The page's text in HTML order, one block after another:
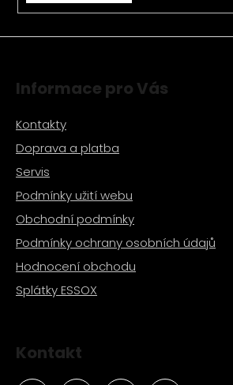
ý
p
Informace pro Vás
Kontakty
Doprava a platba
Servis
Podmínky užití webu
Obchodní podmínky
Podmínky ochrany osobních údajů
Hodnocení obchodu
Splátky ESSOX
Kontakt